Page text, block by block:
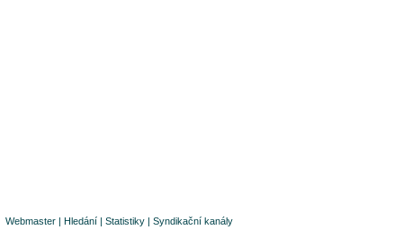
Webmaster | Hledání | Statistiky | Syndikační kanály